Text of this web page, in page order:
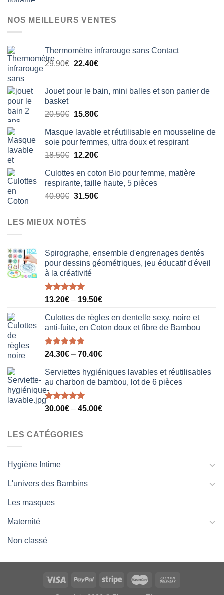
NOS MEILLEURS VENTES
Thermomètre infrarouge sans Contact
29.90€ Le
était :
22.40€Le
est :
Jouet pour le bain, mini balles et son panier de
basket
20.50€ Le
initial
était :
20.50€.
15.80€Le
actuel
est :
15.80€.
Masque lavable et réutilisable en mousseline de
soie pour femmes, ultra doux et respirant
18.50€ Le
initial
était :
18.50€.
12.20€Le
actuel
est :
12.20€.
Culottes en coton Bio pour femme, matière
respirante, taille haute, 5 pièces
40.00€ Le
initial
était :
31.50€Le
LES MIEUX NOTÉS
Spirographe, ensemble d'engrenages dentés
pour dessins géométriques, jeu éducatif d'éveil
à la créativité
Note5.00
13.20€ – 19.50€
Culottes de règles en dentelle sexy, noire et
anti-fuite, en Coton doux et fibre de Bambou
Note5.00
24.30€ – 70.40€
Serviettes hygiéniques lavables et réutilisables
au charbon de bambou, lot de 6 pièces
Note5.00
30.00€ – 45.00€
LES CATÉGORIES
Hygiène Intime
L'univers des Bambins
Les masques
Maternité
Non classé